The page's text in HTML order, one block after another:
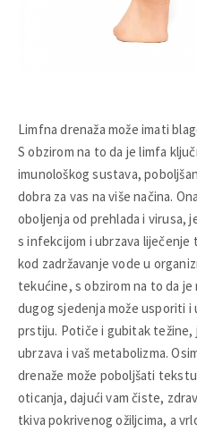
Limfna drenaža može imati
S obzirom na to da je limfa
imunološkog sustava,
dobra za vas na više načina.
oboljenja od prehlada i virusa,
s infekcijom i ubrzava liječenje
kod zadržavanje vode u
tekućine, s obzirom na to da je
dugog sjedenja može usporiti
prstiju. Potiče i gubitak
ubrzava i vaš metabolizma.
drenaže može poboljšati
oticanja, dajući vam čiste,
tkiva pokrivenog ožiljcima, a